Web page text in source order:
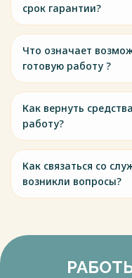
срок гарантии?
Что означает
готовую работу ?
Как вернуть
работу?
Как связаться со
возникли вопросы?